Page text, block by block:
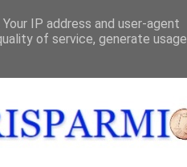
IP address and user-agent
of service, generate usage